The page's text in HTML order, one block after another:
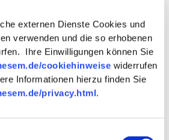
externen Dienste Cookies und
verwenden und die so erhobenen
Ihre Einwilligungen können Sie
cookiehinweise widerrufen
Informationen hierzu finden Sie
privacy.html.